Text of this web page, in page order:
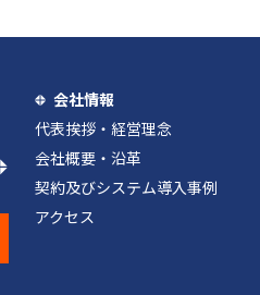
会社情報
代表挨拶・経営理念
会社概要・沿革
契約及びシステム導入事例
アクセス